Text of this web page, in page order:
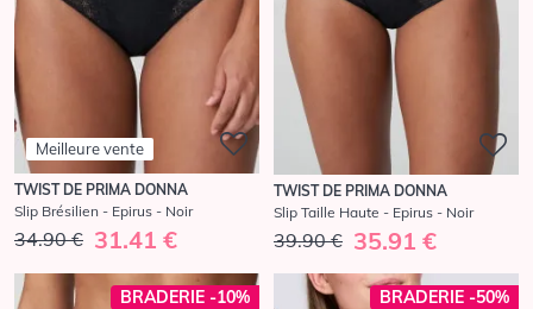
Meilleure vente
TWIST DE PRIMA DONNA
Slip Brésilien - Epirus - Noir
34.90 € 31.41 €
TWIST DE PRIMA DONNA
Slip Taille Haute - Epirus - Noir
39.90 € 35.91 €
BRADERIE -10% BRADERIE -50%